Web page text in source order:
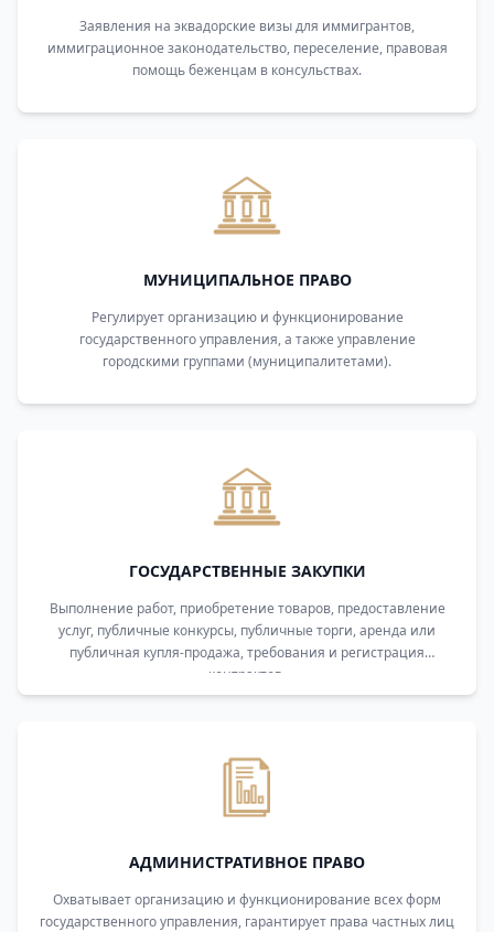
Заявления на эквадорские визы для иммигрантов,
иммиграционное законодательство, переселение, правовая
помощь беженцам в консульствах.
МУНИЦИПАЛЬНОЕ ПРАВО
Регулирует организацию и функционирование
государственного управления, а также управление
городскими группами (муниципалитетами).
ГОСУДАРСТВЕННЫЕ ЗАКУПКИ
Выполнение работ, приобретение товаров, предоставление
услуг, публичные конкурсы, публичные торги, аренда или
публичная купля-продажа, требования и регистрация
контрактов.
АДМИНИСТРАТИВНОЕ ПРАВО
Охватывает организацию и функционирование всех форм
государственного управления, гарантирует права частных лиц